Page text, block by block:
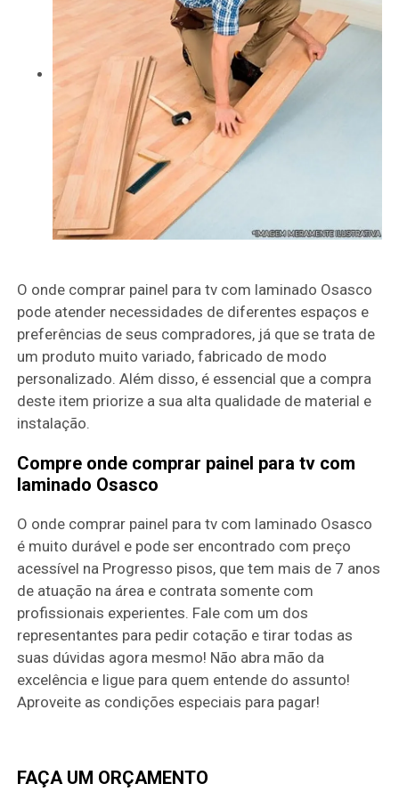
O onde comprar painel para tv com laminado Osasco
pode atender necessidades de diferentes espaços e
preferências de seus compradores, já que se trata de
um produto muito variado, fabricado de modo
personalizado. Além disso, é essencial que a compra
deste item priorize a sua alta qualidade de material e
instalação.
Compre onde comprar painel para tv com
laminado Osasco
O onde comprar painel para tv com laminado Osasco
é muito durável e pode ser encontrado com preço
acessível na Progresso pisos, que tem mais de 7 anos
de atuação na área e contrata somente com
profissionais experientes. Fale com um dos
representantes para pedir cotação e tirar todas as
suas dúvidas agora mesmo! Não abra mão da
excelência e ligue para quem entende do assunto!
Aproveite as condições especiais para pagar!
FAÇA UM ORÇAMENTO